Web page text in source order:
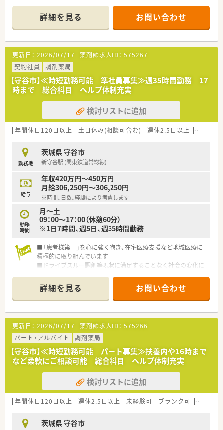
■薬剤師の募集にあたって、自宅通勤のエリア社員と転居を伴う
異動があるナショナル社員の2コースに分かれています。
■勤務薬剤師だけでなく、薬局長や管理職、幹部候補としてのキ
ャリアビジョンも描ける環境です。
■調剤併設店舗でのご勤務の場合、薬剤師は調剤投薬業務が中心
となります。
■「地域の人々の健康を支えたい」という思いを大事にされてい
る方、ぜひご応募ください。
詳細を見る お問い合わせ
更新日： 2026/07/17 薬剤師求人ID： 575267
契約社員
調剤薬局
【守谷市】≪時短勤務可能 準社員募集≫週35時間勤務 17
時まで 総合科目 ヘルプ体制充実
検討リストに追加
年間休日120日以上 土日休み(相談可含む) 週休2.5日以上 週32h以
勤務地
茨城県 守谷市
新守谷駅 (関東鉄道常総線)
給与
年収420万円～450万円
月給306,250円～306,250円
※時間、日数、経験により考慮します
勤務
時間
月～土
09：00～17：00（休憩60分）
※1日7時間、週5日、週35時間勤務
■「患者様第一」を心に強く抱き、在宅医療支援など地域医療に
積極的に取り組んでいます
■ドライブスルー調剤等現状に満足することなく社会の変化に
■スタッフの質の向上地域から選ばれる薬局につながると考え
ているため充実した研修制度を用意しています。
■ピッキング監査システム「ミスゼロ子」を全店舗で導入済みで
す。患者様の安心・安全のため、調剤過誤ゼロを目指しています
■薬局内は整頓されており清潔感のある綺麗な店舗です。
詳細を見る お問い合わせ
更新日： 2026/07/17 薬剤師求人ID： 575266
パート・アルバイト
調剤薬局
【守谷市】≪時短勤務可能 パート募集≫扶養内や16時まで
など柔軟にご相談可能 総合科目 ヘルプ体制充実
検討リストに追加
年間休日120日以上 週休2.5日以上 未経験可 ブランク可 Ｗワー
茨城県 守谷市